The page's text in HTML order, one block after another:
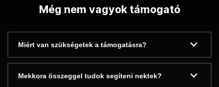
Még nem vagyok támogató
Miért van szükségetek a támogatásra?
Mekkora összeggel tudok segíteni nektek?